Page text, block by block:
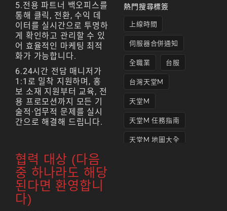
5.전용 파트너 백오피스를
통해 클릭, 전환, 수익 데
이터를 실시간으로 투명하
게 확인하고 관리할 수 있
어 효율적인 마케팅 최적
화가 가능합니다.
6.24시간 전담 매니저가
1:1로 밀착 지원하며, 홍
보 소재 지원부터 교육, 전
용 프로모션까지 모든 기
술적·업무적 문제를 실시
간으로 해결해 드립니다.
협력 대상 (다음
중 하나라도 해당
된다면 환영합니
다)
熱門搜尋標簽
上線時間
伺服器合併通知
全職業 台服
台灣天堂M
天堂M
天堂M 任務指南
天堂M 地圖大全